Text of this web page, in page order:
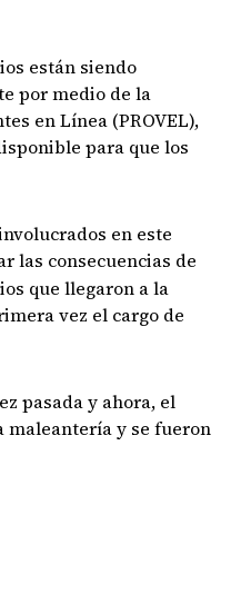
están siendo
por medio de la
en Línea (PROVEL),
para que los
en este
las consecuencias de
que llegaron a la
vez el cargo de
pasada y ahora, el
maleantería y se fueron